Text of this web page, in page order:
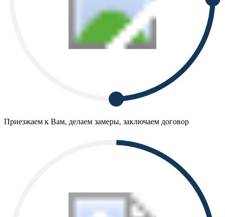
Приезжаем к Вам, делаем замеры, заключаем договор